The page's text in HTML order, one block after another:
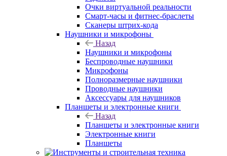
Очки виртуальной реальности
Смарт-часы и фитнес-браслеты
Сканеры штрих-кода
Наушники и микрофоны
Назад
Наушники и микрофоны
Беспроводные наушники
Микрофоны
Полноразмерные наушники
Проводные наушники
Аксессуары для наушников
Планшеты и электронные книги
Назад
Планшеты и электронные книги
Электронные книги
Планшеты